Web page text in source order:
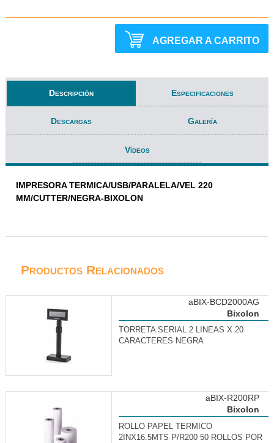
AGREGAR A CARRITO
Descripción Especificaciones
Descargas Galería
Vídeos
IMPRESORA TERMICA/USB/PARALELA/VEL 220
MM/CUTTER/NEGRA-BIXOLON
Productos Relacionados
Bixolon
aBIX-BCD2000AG
TORRETA SERIAL 2 LINEAS X 20
CARACTERES NEGRA
Bixolon
aBIX-R200RP
ROLLO PAPEL TERMICO
2INX16.5MTS P/R200 50 ROLLOS POR